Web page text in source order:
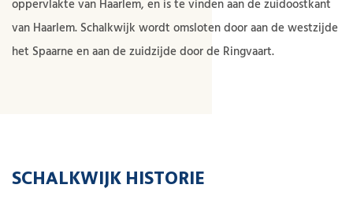
oppervlakte van Haarlem, en is te vinden aan de zuidoostkant
van Haarlem. Schalkwijk wordt omsloten door aan de westzijde
het Spaarne en aan de zuidzijde door de Ringvaart.
SCHALKWIJK HISTORIE